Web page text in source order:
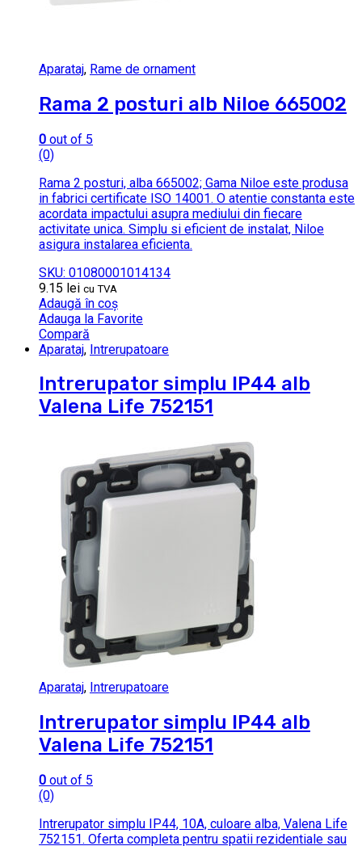
Aparataj, Rame de ornament
Rama 2 posturi alb Niloe 665002
0 out of 5
(0)
Rama 2 posturi, alba 665002; Gama Niloe este produsa
in fabrici certificate ISO 14001. O atentie constanta este
acordata impactului asupra mediului din fiecare
activitate unica. Simplu si eficient de instalat, Niloe
asigura instalarea eficienta.
SKU: 01080001014134
9.15 lei cu TVA
Adaugă în coș
Adauga la Favorite
Compară
Aparataj, Intrerupatoare
Intrerupator simplu IP44 alb
Valena Life 752151
Aparataj, Intrerupatoare
Intrerupator simplu IP44 alb
Valena Life 752151
0 out of 5
(0)
Intrerupator simplu IP44, 10A, culoare alba, Valena Life
752151. Oferta completa pentru spatii rezidentiale sau